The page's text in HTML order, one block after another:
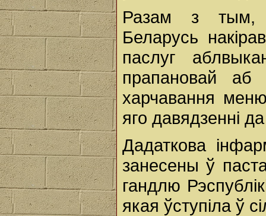
Разам з тым,
Беларусь
паслуг
прапановай аб
харчавання
яго давядзенні
Дадаткова
занесены ў
гандлю
якая ўступіла ў